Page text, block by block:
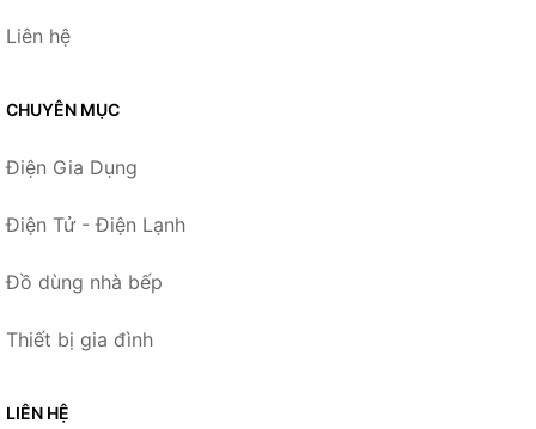
Liên hệ
CHUYÊN MỤC
Điện Gia Dụng
Điện Tử - Điện Lạnh
Đồ dùng nhà bếp
Thiết bị gia đình
LIÊN HỆ